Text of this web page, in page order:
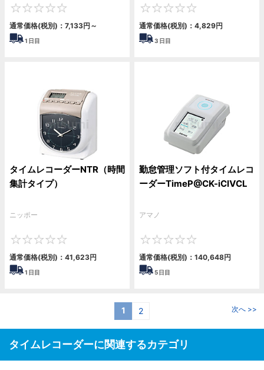
通常価格(税別)： 7,133円 ～
1 日目
通常価格(税別)： 4,829円
3 日目
タイムレコーダーNTR（時間
集計タイプ）
ニッポー
通常価格(税別)： 41,623円
1 日目
勤怠管理ソフト付タイムレコ
ーダーTimeP@CK-iCⅣCL
アマノ
通常価格(税別)： 140,648円
5日目
1 2 次へ >>
タイムレコーダーに関連するカテゴリ